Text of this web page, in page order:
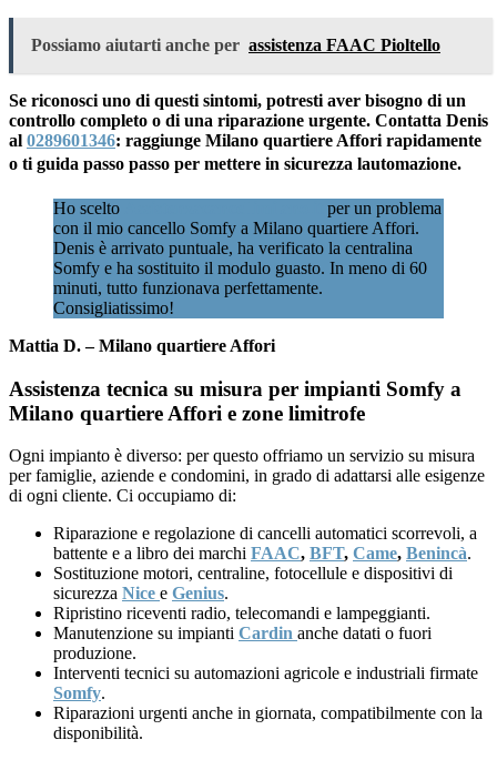
Possiamo aiutarti anche per assistenza FAAC Pioltello
Se riconosci uno di questi sintomi, potresti aver bisogno di un
controllo completo o di una riparazione urgente. Contatta Denis
al 0289601346: raggiunge Milano quartiere Affori rapidamente
o ti guida passo passo per mettere in sicurezza lautomazione.
Ho scelto
per un problema
con il mio cancello Somfy a Milano quartiere Affori.
Denis è arrivato puntuale, ha verificato la centralina
Somfy e ha sostituito il modulo guasto. In meno di 60
minuti, tutto funzionava perfettamente.
Consigliatissimo!
Mattia D. – Milano quartiere Affori
Assistenza tecnica su misura per impianti Somfy a
Milano quartiere Affori e zone limitrofe
Ogni impianto è diverso: per questo offriamo un servizio su misura
per famiglie, aziende e condomini, in grado di adattarsi alle esigenze
di ogni cliente. Ci occupiamo di:
Riparazione e regolazione di cancelli automatici scorrevoli, a
battente e a libro dei marchi FAAC, BFT, Came, Benincà.
Sostituzione motori, centraline, fotocellule e dispositivi di
sicurezza Nice e Genius.
Ripristino riceventi radio, telecomandi e lampeggianti.
Manutenzione su impianti Cardin anche datati o fuori
produzione.
Interventi tecnici su automazioni agricole e industriali firmate
Somfy.
Riparazioni urgenti anche in giornata, compatibilmente con la
disponibilità.